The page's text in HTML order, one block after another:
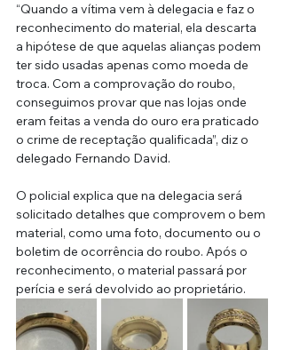
“Quando a vítima vem à delegacia e faz o
reconhecimento do material, ela descarta
a hipótese de que aquelas alianças podem
ter sido usadas apenas como moeda de
troca. Com a comprovação do roubo,
conseguimos provar que nas lojas onde
eram feitas a venda do ouro era praticado
o crime de receptação qualificada”, diz o
delegado Fernando David.
O policial explica que na delegacia será
solicitado detalhes que comprovem o bem
material, como uma foto, documento ou o
boletim de ocorrência do roubo. Após o
reconhecimento, o material passará por
perícia e será devolvido ao proprietário.